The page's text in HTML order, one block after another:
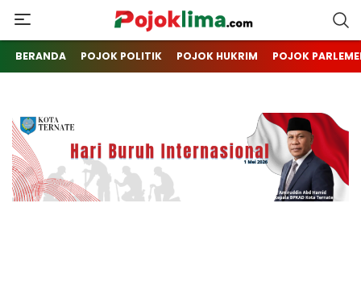
pojoklima.com
Mojokin
BERANDA POJOK POLITIK POJOK HUKRIM POJOK